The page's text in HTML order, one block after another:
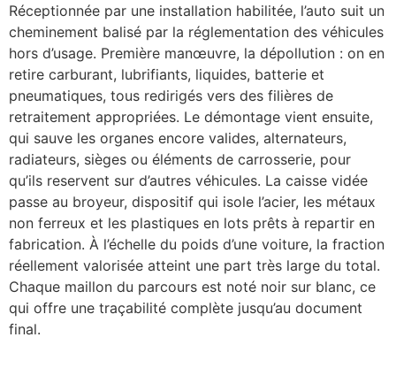
Réceptionnée par une installation habilitée, l’auto suit un
cheminement balisé par la réglementation des véhicules
hors d’usage. Première manœuvre, la dépollution : on en
retire carburant, lubrifiants, liquides, batterie et
pneumatiques, tous redirigés vers des filières de
retraitement appropriées. Le démontage vient ensuite,
qui sauve les organes encore valides, alternateurs,
radiateurs, sièges ou éléments de carrosserie, pour
qu’ils reservent sur d’autres véhicules. La caisse vidée
passe au broyeur, dispositif qui isole l’acier, les métaux
non ferreux et les plastiques en lots prêts à repartir en
fabrication. À l’échelle du poids d’une voiture, la fraction
réellement valorisée atteint une part très large du total.
Chaque maillon du parcours est noté noir sur blanc, ce
qui offre une traçabilité complète jusqu’au document
final.